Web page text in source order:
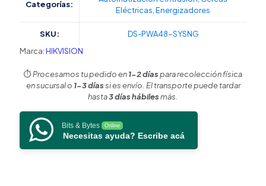
de
/
Hub
respaldo
1
Categorías:
Eléctricas Energizadores
SKU:
DS-PWA48-SYSNG
Marca:HIKVISION
⏱️Procesamos tu pedido en1-2 díaspara recolección física
en sucursal o 1-3 díassi es envío. El transporte puede tardar
hasta3 días hábilesmás.
Bits & Bytes Online
Necesitas ayuda? Escribe acá